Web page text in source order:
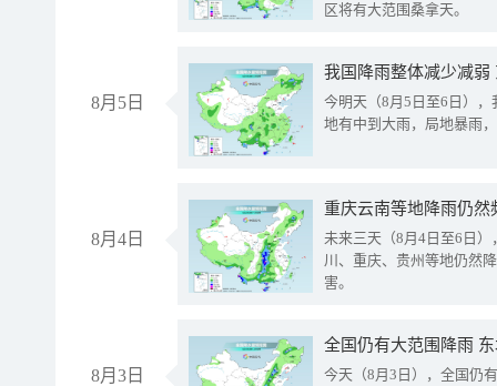
区将有大范围桑拿天。
8月5日
我国降雨整体减少减弱
今明天（8月5日至6日）
地有中到大雨，局地暴雨
8月4日
重庆云南等地降雨仍然
未来三天（8月4日至6日
川、重庆、贵州等地仍然
害。
8月3日
全国仍有大范围降雨
今天（8月3日），全国仍